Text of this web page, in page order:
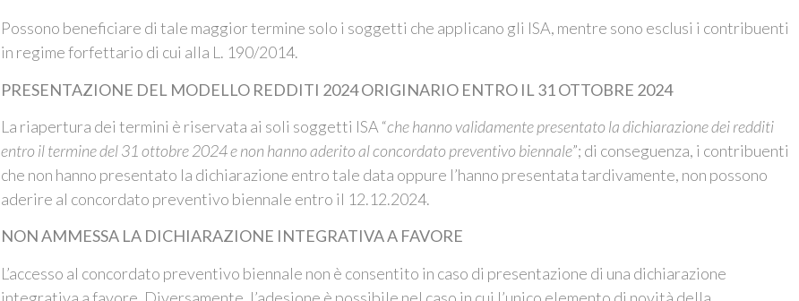
Possono beneficiare di tale maggior termine solo i soggetti che applicano gli ISA, mentre sono esclusi i contribuenti
in regime forfettario di cui alla L. 190/2014.
PRESENTAZIONE DEL MODELLO REDDITI 2024 ORIGINARIO ENTRO IL 31 OTTOBRE 2024
La riapertura dei termini è riservata ai soli soggetti ISA “che hanno validamente presentato la dichiarazione dei redditi
entro il termine del 31 ottobre 2024 e non hanno aderito al concordato preventivo biennale”; di conseguenza, i contribuenti
che non hanno presentato la dichiarazione entro tale data oppure l’hanno presentata tardivamente, non possono
aderire al concordato preventivo biennale entro il 12.12.2024.
NON AMMESSA LA DICHIARAZIONE INTEGRATIVA A FAVORE
L’accesso al concordato preventivo biennale non è consentito in caso di presentazione di una dichiarazione